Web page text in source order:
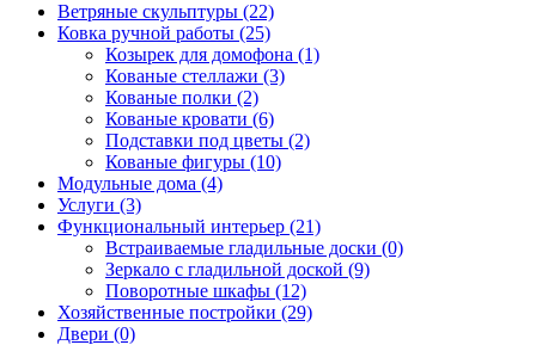
Ветряные скульптуры (22)
Ковка ручной работы (25)
Козырек для домофона (1)
Кованые стеллажи (3)
Кованые полки (2)
Кованые кровати (6)
Подставки под цветы (2)
Кованые фигуры (10)
Модульные дома (4)
Услуги (3)
Функциональный интерьер (21)
Встраиваемые гладильные доски (0)
Зеркало с гладильной доской (9)
Поворотные шкафы (12)
Хозяйственные постройки (29)
Двери (0)